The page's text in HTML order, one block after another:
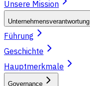
Unsere Mission
Unternehmensverantwortung
Führung
Geschichte
Hauptmerkmale
Governance